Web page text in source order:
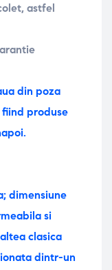
astfel
din poza
produse
dimensiune
si
clasica
dintr-un